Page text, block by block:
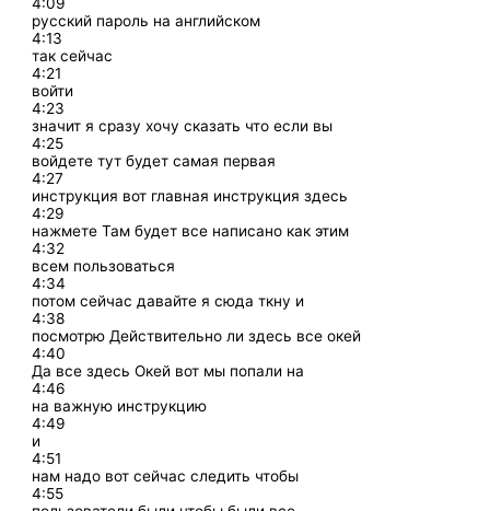
4:09
русский пароль на английском
4:13
так сейчас
4:21
войти
4:23
значит я сразу хочу сказать что если вы
4:25
войдете тут будет самая первая
4:27
инструкция вот главная инструкция здесь
4:29
нажмете Там будет все написано как этим
4:32
всем пользоваться
4:34
потом сейчас давайте я сюда ткну и
4:38
посмотрю Действительно ли здесь все окей
4:40
Да все здесь Окей вот мы попали на
4:46
на важную инструкцию
4:49
и
4:51
нам надо вот сейчас следить чтобы
4:55